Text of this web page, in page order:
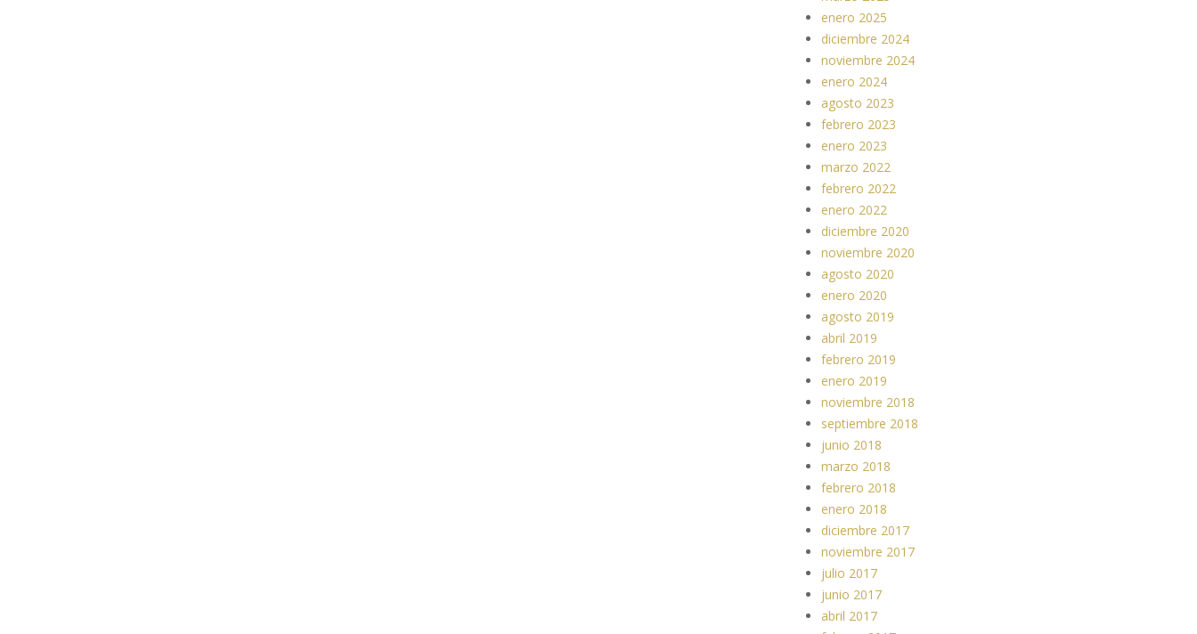
enero 2025
diciembre 2024
noviembre 2024
enero 2024
agosto 2023
febrero 2023
enero 2023
marzo 2022
febrero 2022
enero 2022
diciembre 2020
noviembre 2020
agosto 2020
enero 2020
agosto 2019
abril 2019
febrero 2019
enero 2019
noviembre 2018
septiembre 2018
junio 2018
marzo 2018
febrero 2018
enero 2018
diciembre 2017
noviembre 2017
julio 2017
junio 2017
abril 2017